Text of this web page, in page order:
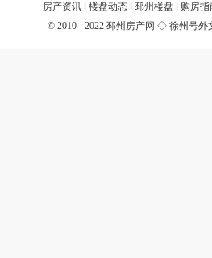
房产资讯 楼盘动态 邳州楼盘
购房指
© 2010 - 2022 邳州房产网 ◇ 徐州号外